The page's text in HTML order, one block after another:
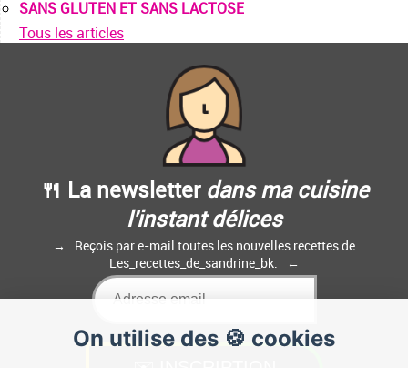
SANS GLUTEN ET SANS LACTOSE
Tous les articles
On utilise des 🍪 cookies
🍴 La newsletter dans ma cuisine
l'instant délices
Reçois par e-mail toutes les nouvelles recettes de
Les_recettes_de_sandrine_bk.